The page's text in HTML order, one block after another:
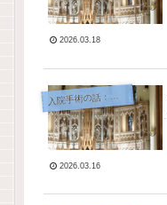
2026.03.18
入 院手術の話：顎下腺腫瘍
2026.03.16